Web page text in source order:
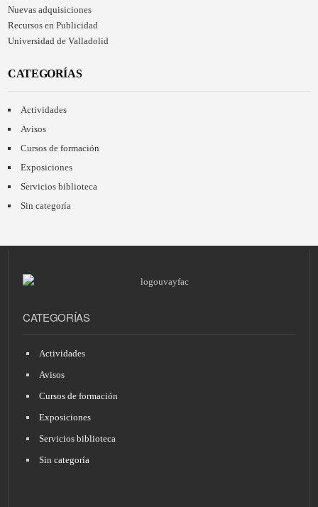
Nuevas adquisiciones
Recursos en Publicidad
Universidad de Valladolid
CATEGORÍAS
Actividades
Avisos
Cursos de formación
Exposiciones
Servicios biblioteca
Sin categoría
CATEGORÍAS
Actividades
Avisos
Cursos de formación
Exposiciones
Servicios biblioteca
Sin categoría